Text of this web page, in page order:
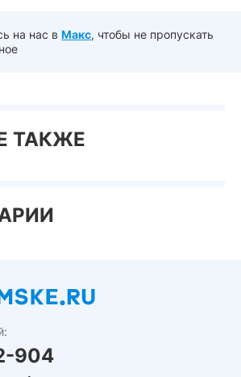
на нас в Макс, чтобы не пропускать
ТАКЖЕ
904